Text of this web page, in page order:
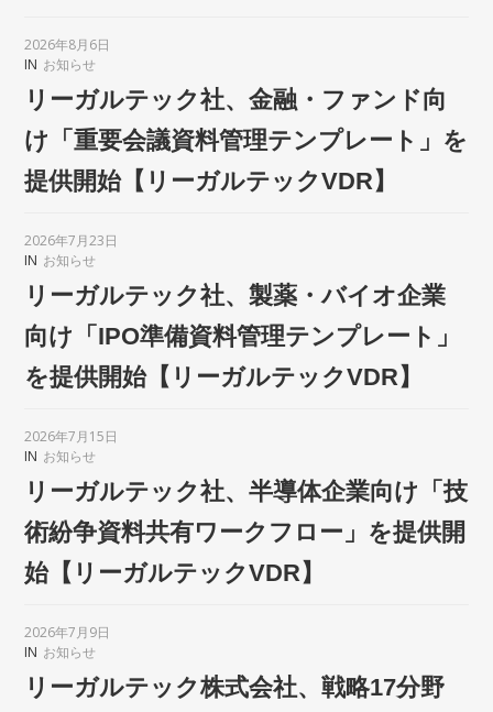
2026年8月6日
IN お知らせ
リーガルテック社、金融・ファンド向
け「重要会議資料管理テンプレート」を
提供開始【リーガルテックVDR】
2026年7月23日
IN お知らせ
リーガルテック社、製薬・バイオ企業
向け「IPO準備資料管理テンプレート」
を提供開始【リーガルテックVDR】
2026年7月15日
IN お知らせ
リーガルテック社、半導体企業向け「技
術紛争資料共有ワークフロー」を提供開
始【リーガルテックVDR】
2026年7月9日
IN お知らせ
リーガルテック株式会社、戦略17分野